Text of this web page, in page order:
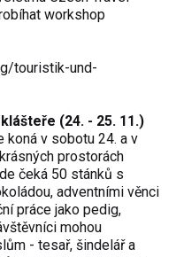
workshop
touristik-und-
(24. - 25. 11.)
koná v sobotu 24. a v
prostorách
čeká 50 stánků s
adventními věnci
práce jako pedig,
mohou
- tesař, šindelář a